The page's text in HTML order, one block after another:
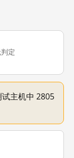
定
主机中 2805